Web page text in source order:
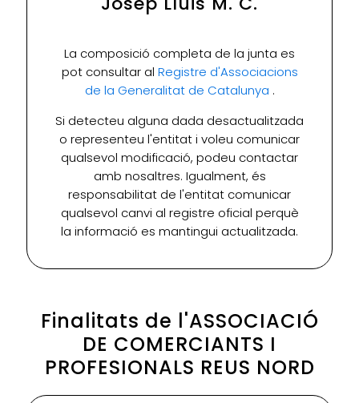
La composició completa de la junta es
pot consultar al Registre d'Associacions
de la Generalitat de Catalunya .
Si detecteu alguna dada desactualitzada
o representeu l'entitat i voleu comunicar
qualsevol modificació, podeu contactar
amb nosaltres. Igualment, és
responsabilitat de l'entitat comunicar
qualsevol canvi al registre oficial perquè
la informació es mantingui actualitzada.
Finalitats de l'ASSOCIACIÓ
DE COMERCIANTS I
PROFESIONALS REUS NORD